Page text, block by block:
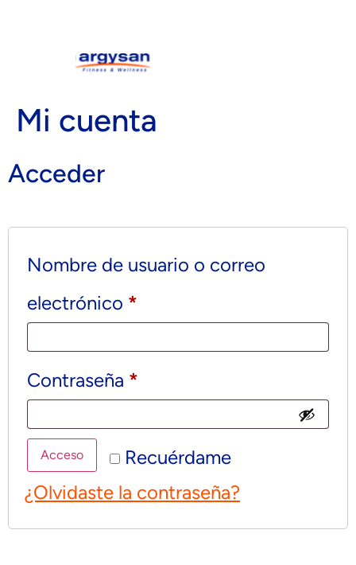
Mi cuenta
Acceder
Nombre de usuario o correo
electrónico *
Contraseña *
Recuérdame
Acceso
¿Olvidaste la contraseña?